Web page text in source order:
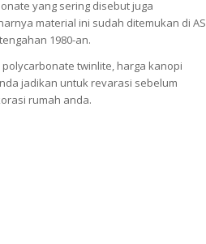
yang sering disebut juga
material ini sudah ditemukan di AS
1980-an.
twinlite, harga kanopi
jadikan untuk revarasi sebelum
rumah anda.